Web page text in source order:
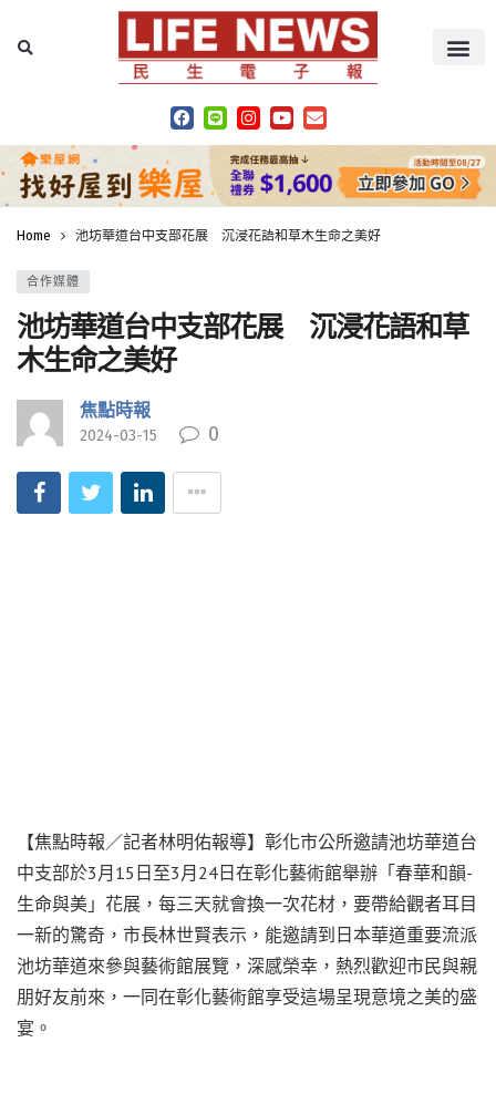
Home 池坊華道台中支部花展 沉浸花語和草木生命之美好
合作媒體
池坊華道台中支部花展 沉浸花語和草
木生命之美好
焦點時報
2024-03-15 0
【焦點時報／記者林明佑報導】彰化市公所邀請池坊華道台
中支部於3月15日至3月24日在彰化藝術館舉辦「春華和韻-
生命與美」花展，每三天就會換一次花材，要帶給觀者耳目
一新的驚奇，市長林世賢表示，能邀請到日本華道重要流派
池坊華道來參與藝術館展覽，深感榮幸，熱烈歡迎市民與親
朋好友前來，一同在彰化藝術館享受這場呈現意境之美的盛
宴。